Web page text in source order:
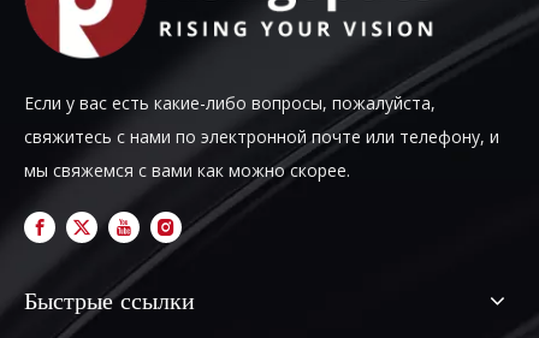
Если у вас есть какие-либо вопросы, пожалуйста,
свяжитесь с нами по электронной почте или телефону, и
мы свяжемся с вами как можно скорее.
Быстрые ссылки